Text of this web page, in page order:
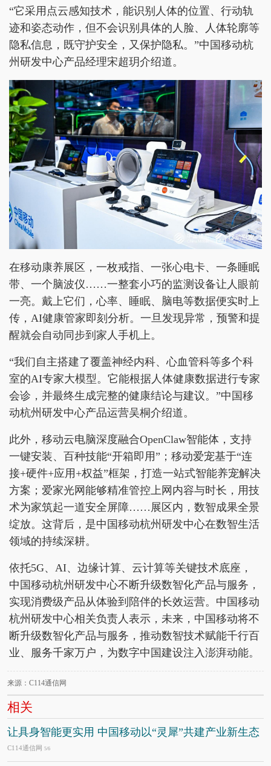
“它采用点云感知技术，能识别人体的位置、行动轨
迹和姿态动作，但不会识别具体的人脸、人体轮廓等
隐私信息，既守护安全，又保护隐私。”中国移动杭
州研发中心产品经理宋超玥介绍道。
在移动康养展区，一枚戒指、一张心电卡、一条睡眠
带、一个脑波仪……一整套小巧的监测设备让人眼前
一亮。戴上它们，心率、睡眠、脑电等数据便实时上
传，AI健康管家即刻分析。一旦发现异常，预警和提
醒就会自动同步到家人手机上。
“我们自主搭建了覆盖神经内科、心血管科等多个科
室的AI专家大模型。它能根据人体健康数据进行专家
会诊，并最终生成完整的健康结论与建议。”中国移
动杭州研发中心产品运营吴桐介绍道。
此外，移动云电脑深度融合OpenClaw智能体，支持
一键安装、百种技能“开箱即用”；移动爱宠基于“连
接+硬件+应用+权益”框架，打造一站式智能养宠解决
方案；爱家光网能够精准管控上网内容与时长，用技
术为家筑起一道安全屏障……展区内，数智成果全景
绽放。这背后，是中国移动杭州研发中心在数智生活
领域的持续深耕。
依托5G、AI、边缘计算、云计算等关键技术底座，
中国移动杭州研发中心不断升级数智化产品与服务，
实现消费级产品从体验到陪伴的长效运营。中国移动
杭州研发中心相关负责人表示，未来，中国移动将不
断升级数智化产品与服务，推动数智技术赋能千行百
业、服务千家万户，为数字中国建设注入澎湃动能。
来源：C114通信网
相关
让具身智能更实用 中国移动以“灵犀”共建产业新生态
C114通信网 5/6